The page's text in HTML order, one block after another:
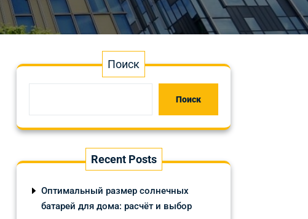
Поиск
Поиск
Recent Posts
Оптимальный размер солнечных
батарей для дома: расчёт и выбор